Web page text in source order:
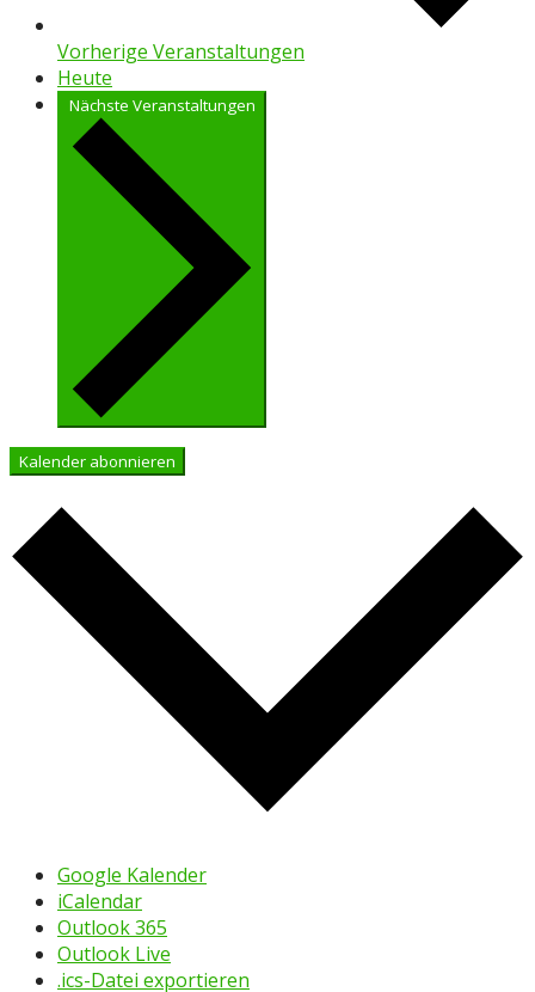
Vorherige Veranstaltungen
Heute
Nächste Veranstaltungen
Kalender abonnieren
Google Kalender
iCalendar
Outlook 365
Outlook Live
.ics-Datei exportieren